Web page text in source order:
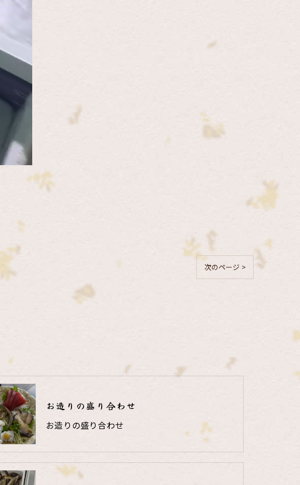
次のページ >
お造りの盛り合わせ
お造りの盛り合わせ